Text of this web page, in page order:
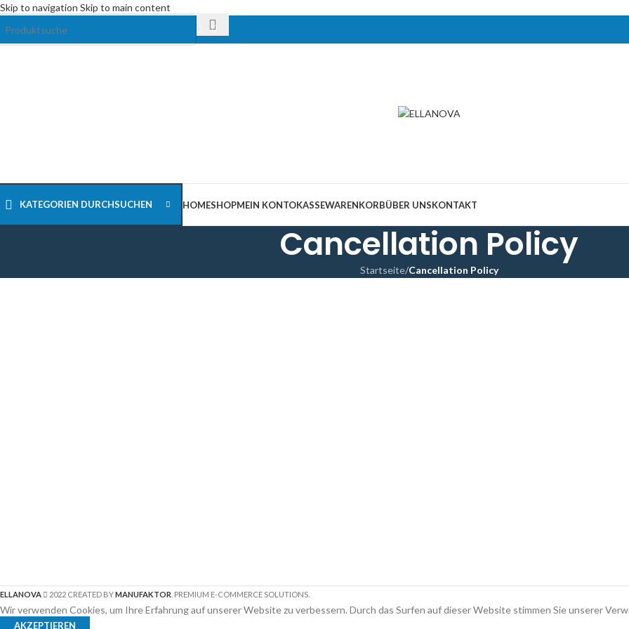
Skip to navigation Skip to main content
KATEGORIEN DURCHSUCHEN HOMESHOPMEIN KONTOKASSEWARENKORBÜBER UNSKONTAKT
Cancellation Policy
Startseite/Cancellation Policy
ELLANOVA 2022 CREATED BYMANUFAKTOR . PREMIUM E-COMMERCE SOLUTIONS.
Wir verwenden Cookies, um Ihre Erfahrung auf unserer Website zu verbessern. Durch das Surfen auf dieser Website stimmen Sie unserer
AKZEPTIEREN